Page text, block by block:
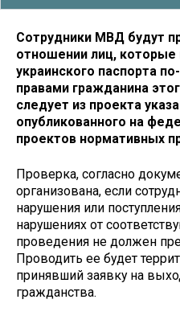
Сотрудники МВД будут
отношении лиц, которые
украинского паспорта
правами гражданина
следует из проекта
опубликованного на
проектов нормативных
Проверка, согласно
организована, если
нарушения или
нарушениях от
проведения не должен
Проводить ее будет
принявший заявку на
гражданства.